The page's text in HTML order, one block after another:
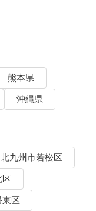
熊本県
沖縄県
北九州市若松区
区
区